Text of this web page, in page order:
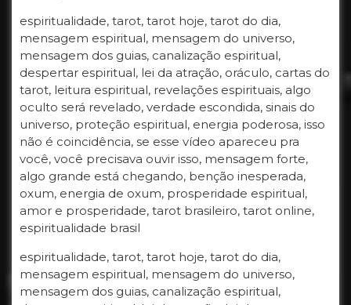
espiritualidade, tarot, tarot hoje, tarot do dia,
mensagem espiritual, mensagem do universo,
mensagem dos guias, canalização espiritual,
despertar espiritual, lei da atração, oráculo, cartas do
tarot, leitura espiritual, revelações espirituais, algo
oculto será revelado, verdade escondida, sinais do
universo, proteção espiritual, energia poderosa, isso
não é coincidência, se esse vídeo apareceu pra
você, você precisava ouvir isso, mensagem forte,
algo grande está chegando, benção inesperada,
oxum, energia de oxum, prosperidade espiritual,
amor e prosperidade, tarot brasileiro, tarot online,
espiritualidade brasil
espiritualidade, tarot, tarot hoje, tarot do dia,
mensagem espiritual, mensagem do universo,
mensagem dos guias, canalização espiritual,